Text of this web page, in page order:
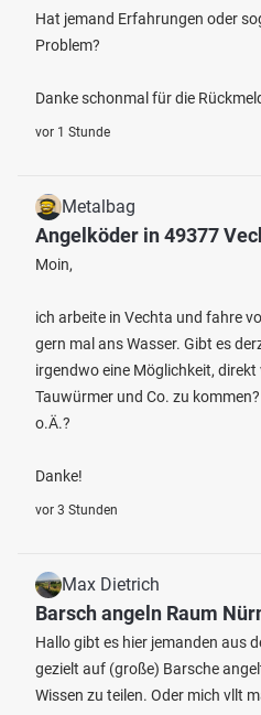
Hat jemand Erfahrungen oder
Problem?
Danke schonmal für die
vor 1 Stunde
Metalbag
Angelköder in 49377
Moin,
ich arbeite in Vechta und fahre
gern mal ans Wasser. Gibt es
irgendwo eine Möglichkeit, direkt
Tauwürmer und Co. zu
o.Ä.?
Danke!
vor 3 Stunden
Max Dietrich
Barsch angeln Raum
Hallo gibt es hier jemanden aus
gezielt auf (große) Barsche
Wissen zu teilen. Oder mich vllt